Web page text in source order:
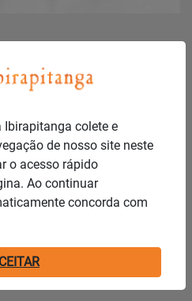
Ibirapitanga colete e
de nosso site neste
o acesso rápido
Ao continuar
concorda com